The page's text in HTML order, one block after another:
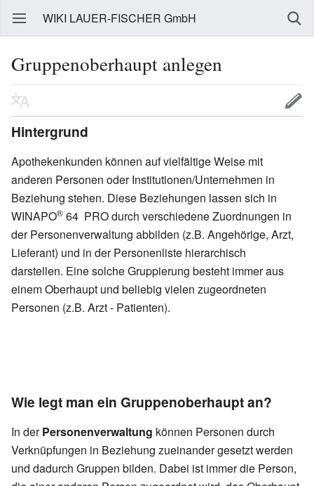
WIKI LAUER-FISCHER GmbH
Gruppenoberhaupt anlegen
Hintergrund
Apothekenkunden können auf vielfältige Weise mit
anderen Personen oder Institutionen/Unternehmen in
Beziehung stehen. Diese Beziehungen lassen sich in
WINAPO® 64 PRO durch verschiedene Zuordnungen in
der Personenverwaltung abbilden (z.B. Angehörige, Arzt,
Lieferant) und in der Personenliste hierarchisch
darstellen. Eine solche Gruppierung besteht immer aus
einem Oberhaupt und beliebig vielen zugeordneten
Personen (z.B. Arzt - Patienten).
Wie legt man ein Gruppenoberhaupt an?
In derPersonenverwaltung können Personen durch
Verknüpfungen in Beziehung zueinander gesetzt werden
und dadurch Gruppen bilden. Dabei ist immer die Person,